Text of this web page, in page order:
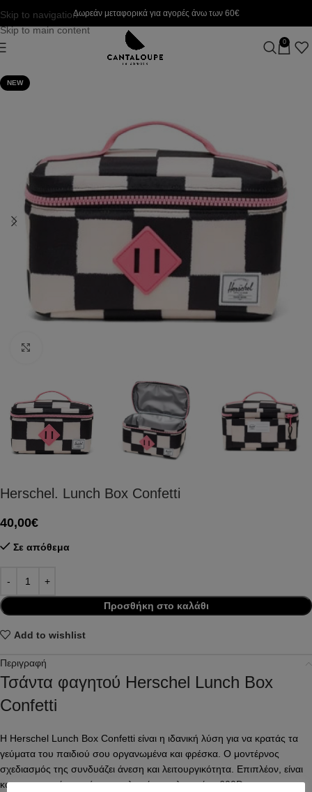
Skip to navigation
Skip to main content
Δωρεάν μεταφορικά για αγορές άνω των 60€
0
NEW
Herschel. Lunch Box Confetti
40,00€
Σε απόθεμα
Προσθήκη στο καλάθι
Add to wishlist
Περιγραφή
Τσάντα φαγητού Herschel Lunch Box
Confetti
Η Herschel Lunch Box Confetti είναι η ιδανική λύση για να κρατάς τα
γεύματα του παιδιού σου οργανωμένα και φρέσκα. Ο μοντέρνος
σχεδιασμός της συνδυάζει άνεση και λειτουργικότητα. Επιπλέον, είναι
κατασκευασμένη από ανακυκλωμένο πολυεστέρα 600D,